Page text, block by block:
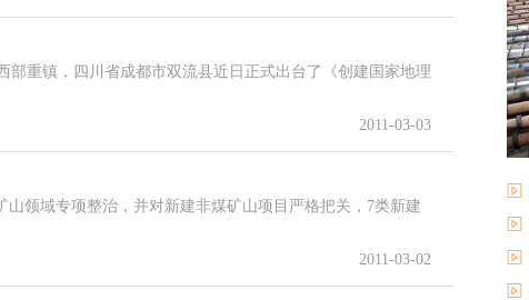
部重镇，四川省成都市双流县近日正式出台了《创建国家地理
2011-03-03
领域专项整治，并对新建非煤矿山项目严格把关，7类新建
2011-03-02